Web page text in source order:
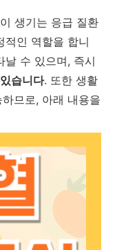
이 생기는 응급 질환
적인 역할을 합니
날 수 있으며, 즉시
습니다. 또한 생활
므로, 아래 내용을